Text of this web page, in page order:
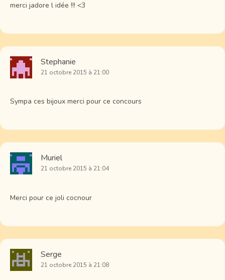
merci jadore l idée !!! <3
Stephanie
21 octobre 2015 à 21:00
Sympa ces bijoux merci pour ce concours
Muriel
21 octobre 2015 à 21:04
Merci pour ce joli cocnour
Serge
21 octobre 2015 à 21:08